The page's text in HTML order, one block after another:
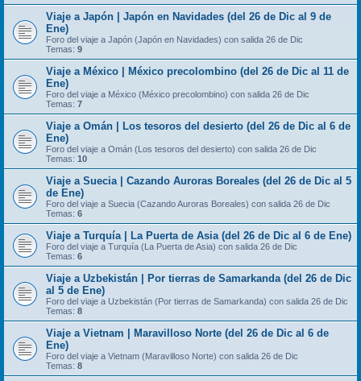
Viaje a Japón | Japón en Navidades (del 26 de Dic al 9 de
Ene)
Foro del viaje a Japón (Japón en Navidades) con salida 26 de Dic
Temas: 9
Viaje a México | México precolombino (del 26 de Dic al 11 de
Ene)
Foro del viaje a México (México precolombino) con salida 26 de Dic
Temas: 7
Viaje a Omán | Los tesoros del desierto (del 26 de Dic al 6 de
Ene)
Foro del viaje a Omán (Los tesoros del desierto) con salida 26 de Dic
Temas: 10
Viaje a Suecia | Cazando Auroras Boreales (del 26 de Dic al 5
de Ene)
Foro del viaje a Suecia (Cazando Auroras Boreales) con salida 26 de Dic
Temas: 6
Viaje a Turquía | La Puerta de Asia (del 26 de Dic al 6 de Ene)
Foro del viaje a Turquía (La Puerta de Asia) con salida 26 de Dic
Temas: 6
Viaje a Uzbekistán | Por tierras de Samarkanda (del 26 de Dic
al 5 de Ene)
Foro del viaje a Uzbekistán (Por tierras de Samarkanda) con salida 26 de Dic
Temas: 8
Viaje a Vietnam | Maravilloso Norte (del 26 de Dic al 6 de
Ene)
Foro del viaje a Vietnam (Maravilloso Norte) con salida 26 de Dic
Temas: 8